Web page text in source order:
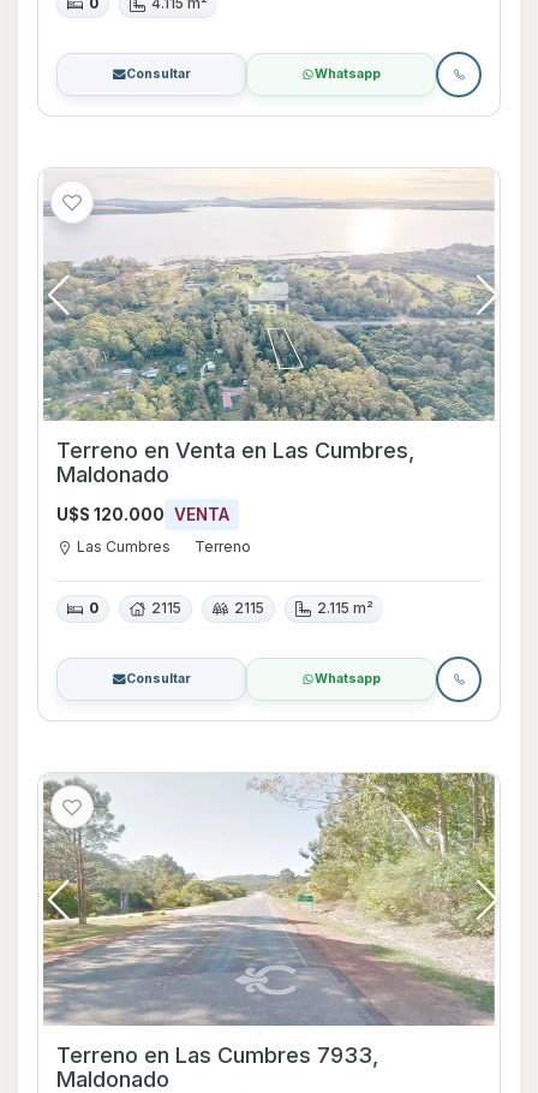
0 4.115 m²
Consultar Whatsapp
Terreno en Venta en Las Cumbres,
Maldonado
U$S 120.000 VENTA
Las Cumbres Terreno
0 2115 2115 2.115 m²
Consultar Whatsapp
Terreno en Las Cumbres 7933,
Maldonado